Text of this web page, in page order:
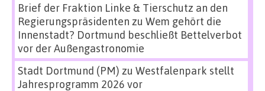
Brief der Fraktion Linke & Tierschutz an den
Regierungspräsidenten zu Wem gehört die
Innenstadt? Dortmund beschließt Bettelverbot
vor der Außengastronomie
Stadt Dortmund (PM) zu Westfalenpark stellt
Jahresprogramm 2026 vor